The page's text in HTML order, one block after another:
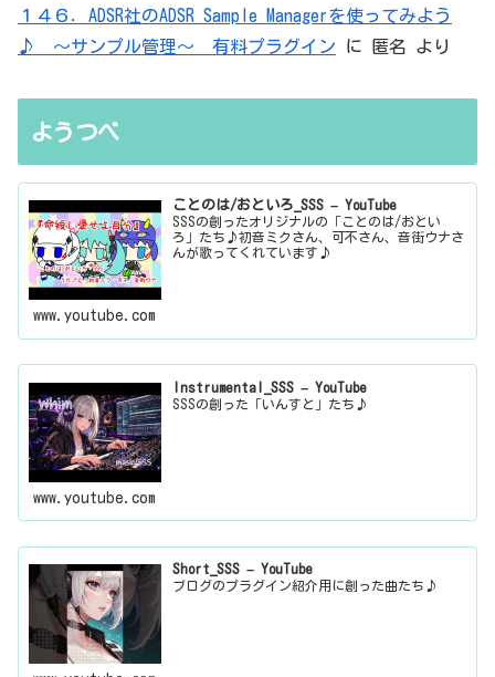
１４６．ADSR社のADSR Sample Managerを使ってみよう
♪ ～サンプル管理～ 有料プラグイン に 匿名 より
ようつべ
ことのは/おといろ_SSS – YouTube
SSSの創ったオリジナルの「ことのは/おとい
ろ」たち♪初音ミクさん、可不さん、音街ウナさ
んが歌ってくれています♪
www.youtube.com
Instrumental_SSS – YouTube
SSSの創った「いんすと」たち♪
www.youtube.com
Short_SSS – YouTube
ブログのプラグイン紹介用に創った曲たち♪